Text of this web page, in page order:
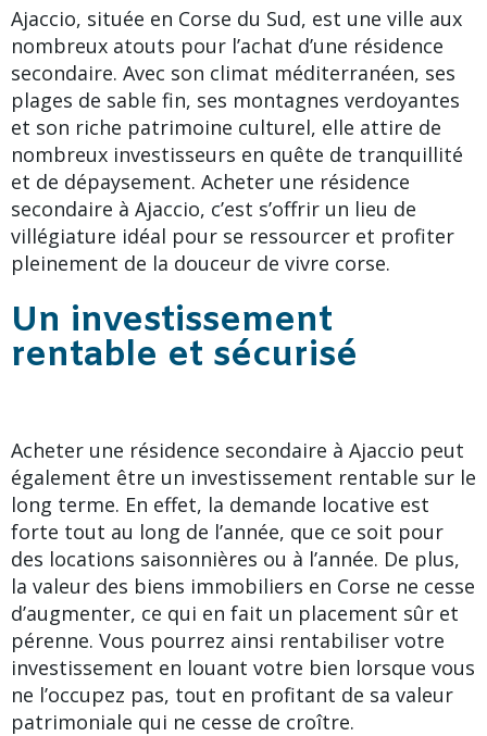
Ajaccio, située en Corse du Sud, est une ville aux
nombreux atouts pour l’achat d’une résidence
secondaire. Avec son climat méditerranéen, ses
plages de sable fin, ses montagnes verdoyantes
et son riche patrimoine culturel, elle attire de
nombreux investisseurs en quête de tranquillité
et de dépaysement. Acheter une résidence
secondaire à Ajaccio, c’est s’offrir un lieu de
villégiature idéal pour se ressourcer et profiter
pleinement de la douceur de vivre corse.
Un investissement
rentable et sécurisé
Acheter une résidence secondaire à Ajaccio peut
également être un investissement rentable sur le
long terme. En effet, la demande locative est
forte tout au long de l’année, que ce soit pour
des locations saisonnières ou à l’année. De plus,
la valeur des biens immobiliers en Corse ne cesse
d’augmenter, ce qui en fait un placement sûr et
pérenne. Vous pourrez ainsi rentabiliser votre
investissement en louant votre bien lorsque vous
ne l’occupez pas, tout en profitant de sa valeur
patrimoniale qui ne cesse de croître.